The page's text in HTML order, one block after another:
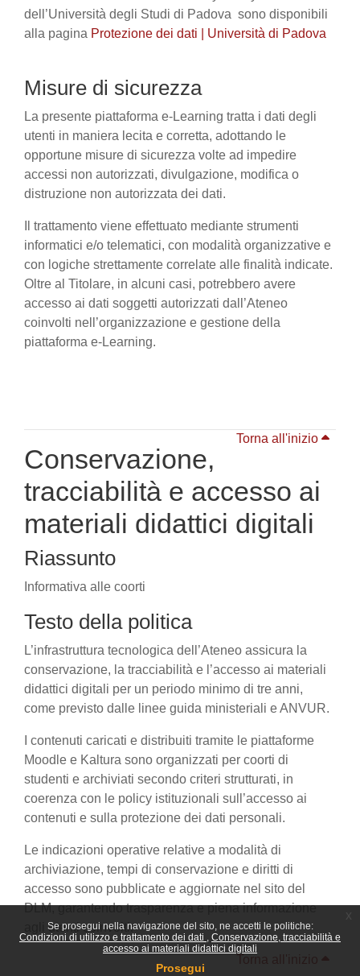
Se prosegui nella navigazione del sito, ne accetti le politiche:
Condizioni di utilizzo e trattamento dei dati
Conservazione, tracciabilità e
accesso ai materiali didattici digitali
Prosegui
dell’Università degli Studi di Padova sono disponibili
alla pagina Protezione dei dati | Università di Padova
Misure di sicurezza
La presente piattaforma e-Learning tratta i dati degli
utenti in maniera lecita e corretta, adottando le
opportune misure di sicurezza volte ad impedire
accessi non autorizzati, divulgazione, modifica o
distruzione non autorizzata dei dati.
Il trattamento viene effettuato mediante strumenti
informatici e/o telematici, con modalità organizzative e
con logiche strettamente correlate alle finalità indicate.
Oltre al Titolare, in alcuni casi, potrebbero avere
accesso ai dati soggetti autorizzati dall’Ateneo
coinvolti nell’organizzazione e gestione della
piattaforma e-Learning.
Torna all'inizio
Conservazione,
tracciabilità e accesso ai
materiali didattici digitali
Riassunto
Informativa alle coorti
Testo della politica
L’infrastruttura tecnologica dell’Ateneo assicura la
conservazione, la tracciabilità e l’accesso ai materiali
didattici digitali per un periodo minimo di tre anni,
come previsto dalle linee guida ministeriali e ANVUR.
I contenuti caricati e distribuiti tramite le piattaforme
Moodle e Kaltura sono organizzati per coorti di
studenti e archiviati secondo criteri strutturati, in
coerenza con le policy istituzionali sull’accesso ai
contenuti e sulla protezione dei dati personali.
Le indicazioni operative relative a modalità di
archiviazione, tempi di conservazione e diritti di
accesso sono pubblicate e aggiornate nel sito del
DLM, garantendo trasparenza e piena informazione
agli utenti coinvolti.